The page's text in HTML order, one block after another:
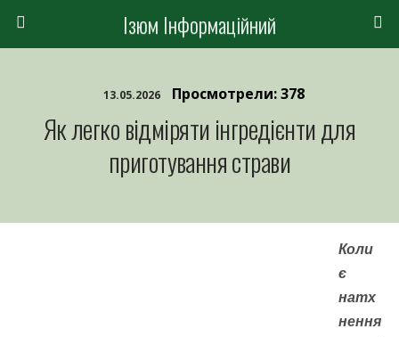
Ізюм Інформаційний
13.05.2026 Просмотрели: 378
Як легко відміряти інгредієнти для
приготування страви
Коли
є
натх
нення